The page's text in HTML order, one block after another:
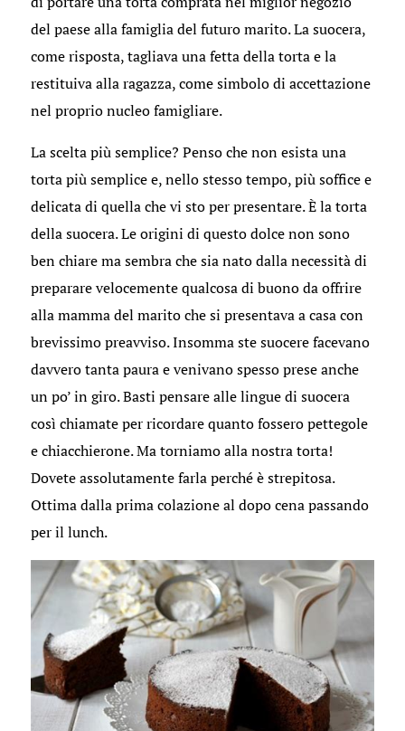
del paese alla famiglia del futuro marito. La suocera,
come risposta, tagliava una fetta della torta e la
restituiva alla ragazza, come simbolo di accettazione
nel proprio nucleo famigliare.
La scelta più semplice? Penso che non esista una
torta più semplice e, nello stesso tempo, più soffice e
delicata di quella che vi sto per presentare. È la torta
della suocera. Le origini di questo dolce non sono
ben chiare ma sembra che sia nato dalla necessità di
preparare velocemente qualcosa di buono da offrire
alla mamma del marito che si presentava a casa con
brevissimo preavviso. Insomma ste suocere facevano
davvero tanta paura e venivano spesso prese anche
un po’ in giro. Basti pensare alle lingue di suocera
così chiamate per ricordare quanto fossero pettegole
e chiacchierone. Ma torniamo alla nostra torta!
Dovete assolutamente farla perché è strepitosa.
Ottima dalla prima colazione al dopo cena passando
per il lunch.